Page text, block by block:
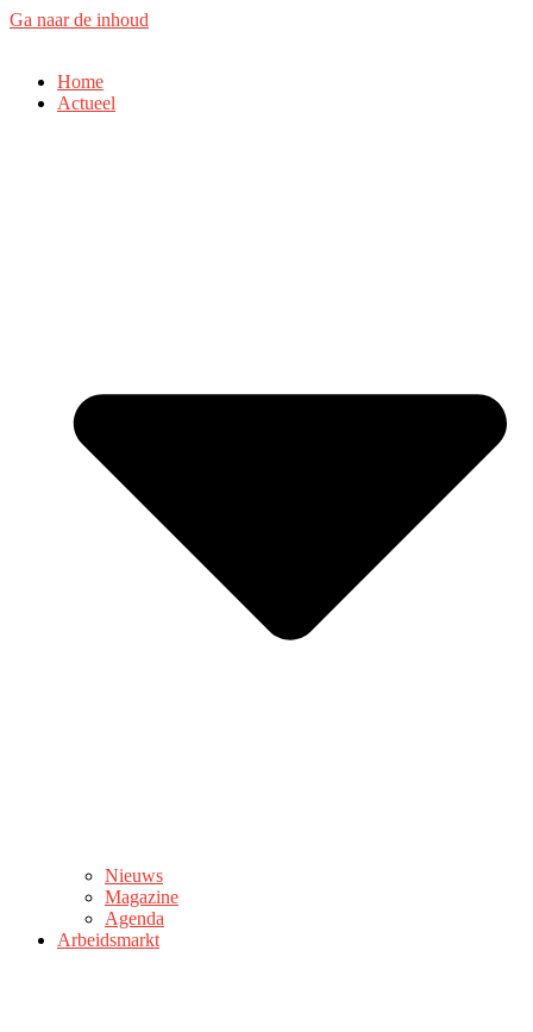
Ga naar de inhoud
Home
Actueel
Nieuws
Magazine
Agenda
Arbeidsmarkt